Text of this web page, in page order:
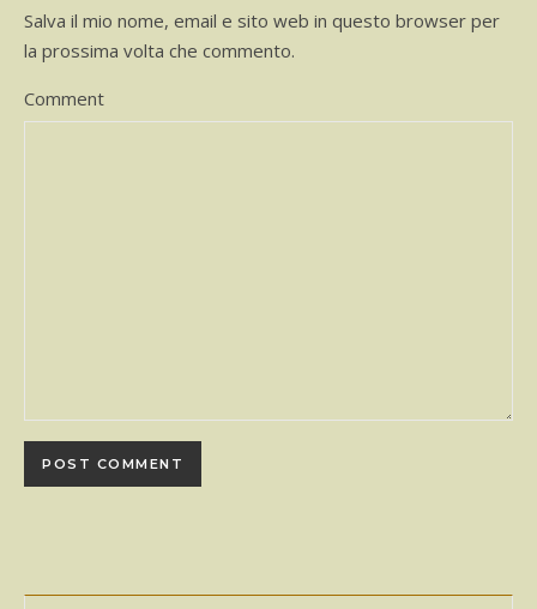
Salva il mio nome, email e sito web in questo browser per
la prossima volta che commento.
Comment